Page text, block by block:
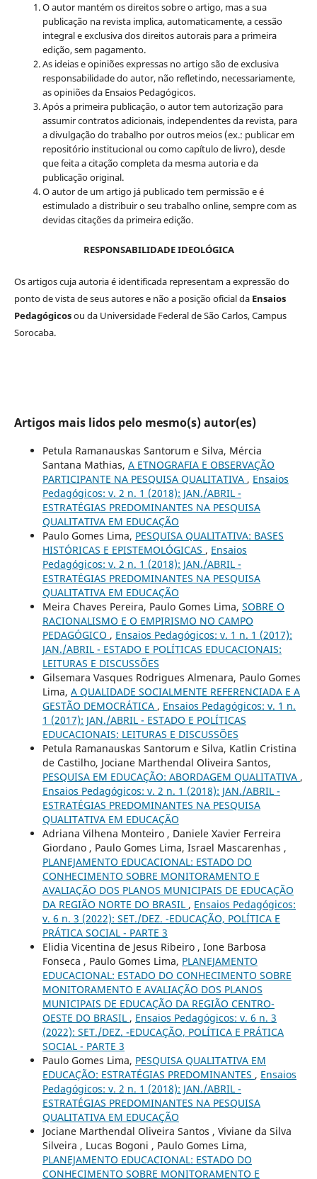
O autor mantém os direitos sobre o artigo, mas a sua
publicação na revista implica, automaticamente, a cessão
integral e exclusiva dos direitos autorais para a primeira
edição, sem pagamento.
As ideias e opiniões expressas no artigo são de exclusiva
responsabilidade do autor, não refletindo, necessariamente,
as opiniões da Ensaios Pedagógicos.
Após a primeira publicação, o autor tem autorização para
assumir contratos adicionais, independentes da revista, para
a divulgação do trabalho por outros meios (ex.: publicar em
repositório institucional ou como capítulo de livro), desde
que feita a citação completa da mesma autoria e da
publicação original.
O autor de um artigo já publicado tem permissão e é
estimulado a distribuir o seu trabalho online, sempre com as
devidas citações da primeira edição.
RESPONSABILIDADE IDEOLÓGICA
Os artigos cuja autoria é identificada representam a expressão do
ponto de vista de seus autores e não a posição oficial da Ensaios
Pedagógicosou da Universidade Federal de São Carlos, Campus
Sorocaba.
Artigos mais lidos pelo mesmo(s) autor(es)
Petula Ramanauskas Santorum e Silva, Mércia
Santana Mathias, A ETNOGRAFIA E OBSERVAÇÃO
PARTICIPANTE NA PESQUISA QUALITATIVA , Ensaios
Pedagógicos: v. 2 n. 1 (2018): JAN./ABRIL -
ESTRATÉGIAS PREDOMINANTES NA PESQUISA
QUALITATIVA EM EDUCAÇÃO
Paulo Gomes Lima, PESQUISA QUALITATIVA: BASES
HISTÓRICAS E EPISTEMOLÓGICAS , Ensaios
Pedagógicos: v. 2 n. 1 (2018): JAN./ABRIL -
ESTRATÉGIAS PREDOMINANTES NA PESQUISA
QUALITATIVA EM EDUCAÇÃO
Meira Chaves Pereira, Paulo Gomes Lima, SOBRE O
RACIONALISMO E O EMPIRISMO NO CAMPO
PEDAGÓGICO , Ensaios Pedagógicos: v. 1 n. 1 (2017):
JAN./ABRIL - ESTADO E POLÍTICAS EDUCACIONAIS:
LEITURAS E DISCUSSÕES
Gilsemara Vasques Rodrigues Almenara, Paulo Gomes
Lima, A QUALIDADE SOCIALMENTE REFERENCIADA E A
GESTÃO DEMOCRÁTICA , Ensaios Pedagógicos: v. 1 n.
1 (2017): JAN./ABRIL - ESTADO E POLÍTICAS
EDUCACIONAIS: LEITURAS E DISCUSSÕES
Petula Ramanauskas Santorum e Silva, Katlin Cristina
de Castilho, Jociane Marthendal Oliveira Santos,
PESQUISA EM EDUCAÇÃO: ABORDAGEM QUALITATIVA ,
Ensaios Pedagógicos: v. 2 n. 1 (2018): JAN./ABRIL -
ESTRATÉGIAS PREDOMINANTES NA PESQUISA
QUALITATIVA EM EDUCAÇÃO
Adriana Vilhena Monteiro , Daniele Xavier Ferreira
Giordano , Paulo Gomes Lima, Israel Mascarenhas ,
PLANEJAMENTO EDUCACIONAL: ESTADO DO
CONHECIMENTO SOBRE MONITORAMENTO E
AVALIAÇÃO DOS PLANOS MUNICIPAIS DE EDUCAÇÃO
DA REGIÃO NORTE DO BRASIL , Ensaios Pedagógicos:
v. 6 n. 3 (2022): SET./DEZ. -EDUCAÇÃO, POLÍTICA E
PRÁTICA SOCIAL - PARTE 3
Elidia Vicentina de Jesus Ribeiro , Ione Barbosa
Fonseca , Paulo Gomes Lima, PLANEJAMENTO
EDUCACIONAL: ESTADO DO CONHECIMENTO SOBRE
MONITORAMENTO E AVALIAÇÃO DOS PLANOS
MUNICIPAIS DE EDUCAÇÃO DA REGIÃO CENTRO-
OESTE DO BRASIL , Ensaios Pedagógicos: v. 6 n. 3
(2022): SET./DEZ. -EDUCAÇÃO, POLÍTICA E PRÁTICA
SOCIAL - PARTE 3
Paulo Gomes Lima, PESQUISA QUALITATIVA EM
EDUCAÇÃO: ESTRATÉGIAS PREDOMINANTES , Ensaios
Pedagógicos: v. 2 n. 1 (2018): JAN./ABRIL -
ESTRATÉGIAS PREDOMINANTES NA PESQUISA
QUALITATIVA EM EDUCAÇÃO
Jociane Marthendal Oliveira Santos , Viviane da Silva
Silveira , Lucas Bogoni , Paulo Gomes Lima,
PLANEJAMENTO EDUCACIONAL: ESTADO DO
CONHECIMENTO SOBRE MONITORAMENTO E